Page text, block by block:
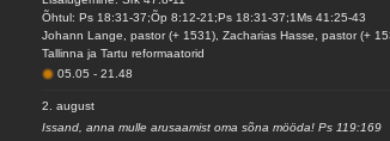
Õhtul: Ps 18:31-37;Õp 8:12-21;Ps 18:31-37;1Ms 41:25-43
Johann Lange, pastor (+ 1531), Zacharias Hasse, pastor (+
Tallinna ja Tartu reformaatorid
05.05-21.48
2. august
Issand, anna mulle arusaamist oma sõna mööda! Ps 119:169